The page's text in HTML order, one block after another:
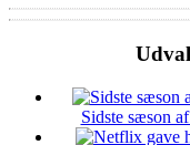
Sidste sæson